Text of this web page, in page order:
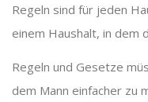
Regeln sind für jeden
einem Haushalt, in dem
Regeln und Gesetze
dem Mann einfacher zu